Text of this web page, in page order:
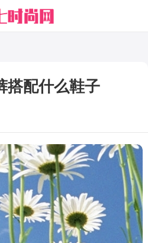
搭配什么鞋子